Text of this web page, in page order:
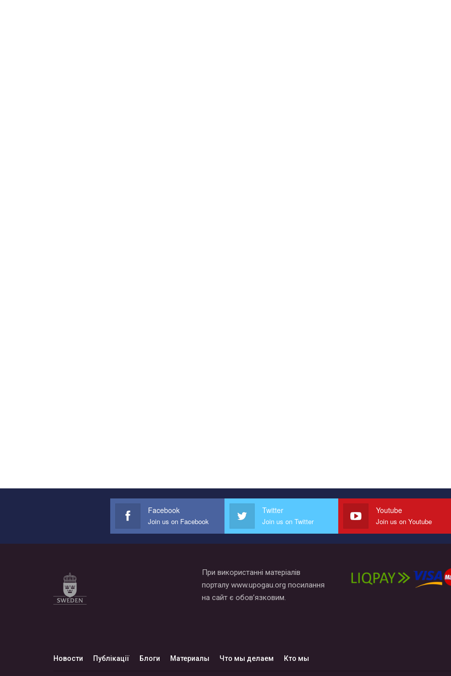
Facebook
Join us on Facebook
Twitter
Join us on Twitter
Youtube
Join us on Youtube
При використанні матеріалів
порталу www.upogau.org посилання
на сайт є обов’язковим.
Новости Публікації Блоги Материалы Что мы делаем Кто мы